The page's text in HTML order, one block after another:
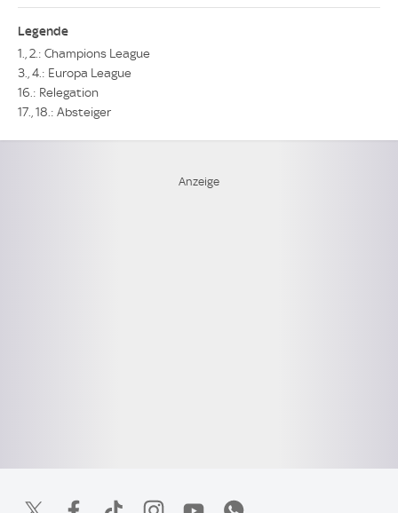
Legende
1., 2.: Champions League
3., 4.: Europa League
16.: Relegation
17., 18.: Absteiger